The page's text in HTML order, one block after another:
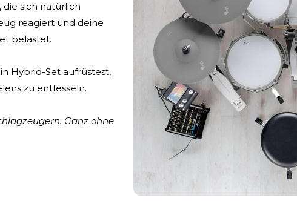
die sich natürlich
reagiert und deine
belastet.
Hybrid-Set aufrüstest,
zu entfesseln.
Ganz ohne